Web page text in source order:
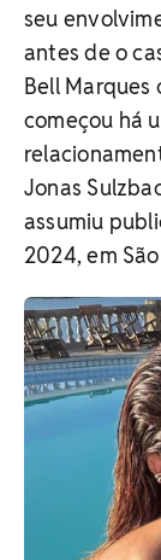
seu
antes de o
Bell Marques
começou há
Jonas
assumiu
2024, em